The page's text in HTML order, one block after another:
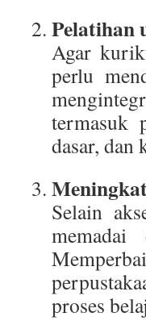
Pelatihan
Agar
perlu
termasuk
dasar, dan
Selain
proses